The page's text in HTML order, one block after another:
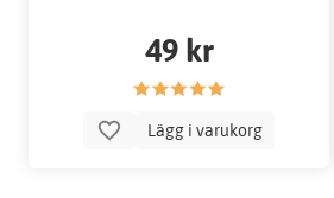
49 kr
Lägg i varukorg